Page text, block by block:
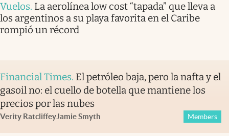
Vuelos. La aerolínea low cost “tapada” que lleva a
los argentinos a su playa favorita en el Caribe
rompió un récord
Financial Times. El petróleo baja, pero la nafta y el
gasoil no: el cuello de botella que mantiene los
precios por las nubes
Verity RatcliffeyJamie Smyth Members